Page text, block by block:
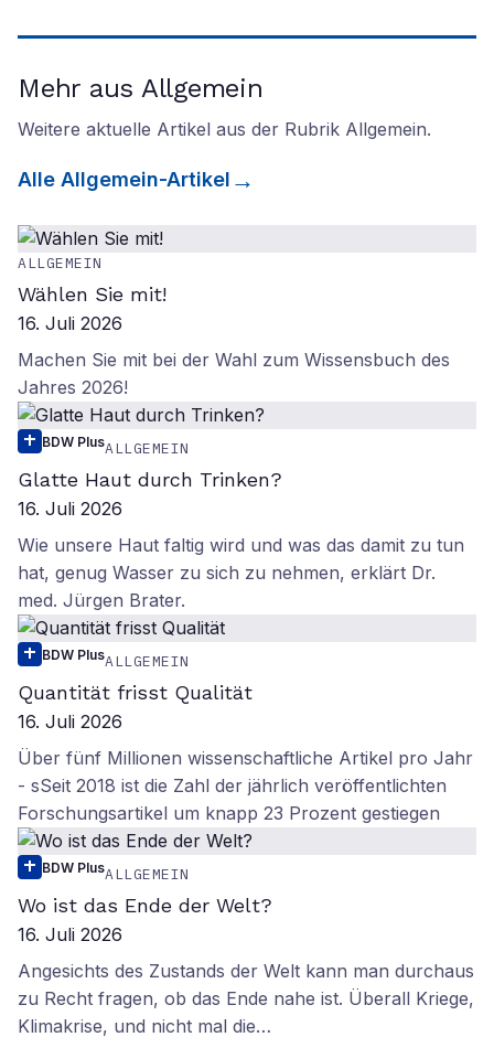
Mehr aus Allgemein
Weitere aktuelle Artikel aus der Rubrik Allgemein.
Alle Allgemein-Artikel
ALLGEMEIN
Wählen Sie mit!
16. Juli 2026
Machen Sie mit bei der Wahl zum Wissensbuch des
Jahres 2026!
BDW PlusALLGEMEIN
Glatte Haut durch Trinken?
16. Juli 2026
Wie unsere Haut faltig wird und was das damit zu tun
hat, genug Wasser zu sich zu nehmen, erklärt Dr.
med. Jürgen Brater.
BDW PlusALLGEMEIN
Quantität frisst Qualität
16. Juli 2026
Über fünf Millionen wissenschaftliche Artikel pro Jahr
- sSeit 2018 ist die Zahl der jährlich veröffentlichten
Forschungsartikel um knapp 23 Prozent gestiegen
BDW PlusALLGEMEIN
Wo ist das Ende der Welt?
16. Juli 2026
Angesichts des Zustands der Welt kann man durchaus
zu Recht fragen, ob das Ende nahe ist. Überall Kriege,
Klimakrise, und nicht mal die…